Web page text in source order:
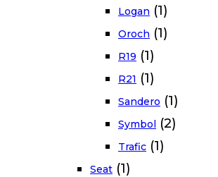
Logan (1)
Oroch (1)
R19 (1)
R21 (1)
Sandero (1)
Symbol (2)
Trafic (1)
Seat (1)